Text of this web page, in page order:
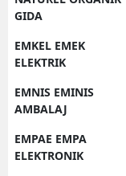
GIDA
EMKEL EMEK
ELEKTRIK
EMNIS EMINIS
AMBALAJ
EMPAE EMPA
ELEKTRONIK